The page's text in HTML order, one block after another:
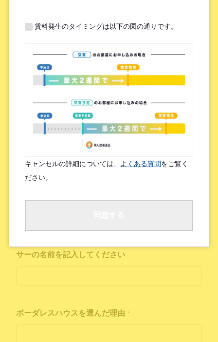
提携機関 ※以下の提携機関に所属されている方はお選び下さい。
ボーダレスハウスを知ったきっかけ *
検索エンジン（Google／Yahoo! など）
広告を見て（Google広告／SNS広告 など）
物件ポータルサイト
ブログやWeb記事を読んで
友人/知人からの口コミ
所属先からの紹介
SNSインフルエンサーの投稿を見た
サーの名前を記入してください
ボーダレスハウスを選んだ理由 *
賃料発生のタイミングは以下の図の通りです。
キャンセルの詳細については、 よくある質問をご覧く
ださい。